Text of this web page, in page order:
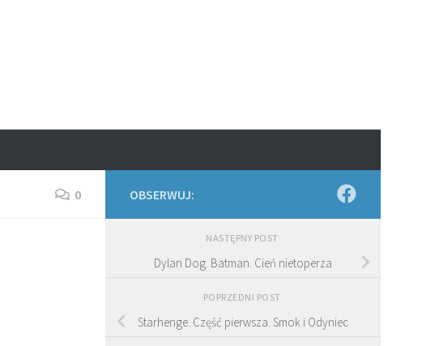
0 OBSERWUJ:
NASTĘPNY POST
Dylan Dog. Batman. Cień nietoperza
POPRZEDNI POST
Starhenge. Część pierwsza. Smok i Odyniec